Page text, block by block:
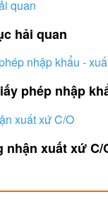
hải quan
phép nhập
nhận xuất xứ C/